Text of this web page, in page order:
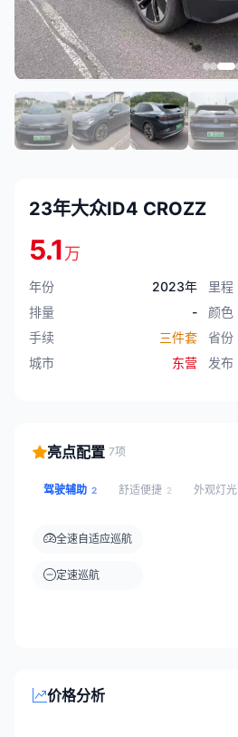
23年大众ID4 CROZZ
5.1万
年份 2023年 里程
排量
- 颜色
手续
三件套 省份
城市
东营 发布
亮点配置 7项
驾驶辅助 2 舒适便捷 2 外观灯光
全速自适应巡航
定速巡航
价格分析